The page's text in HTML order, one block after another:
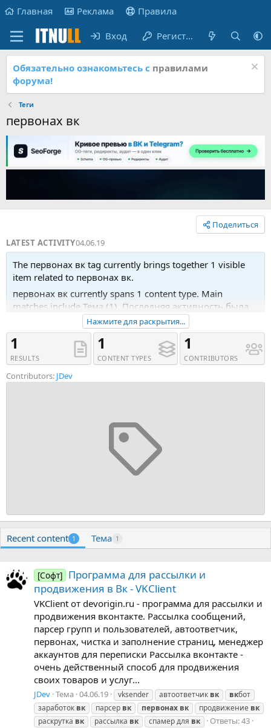
Главная Реклама Правила
Вход Регистрация
Обязательно ознакомьтесь с правилами
форума!
Теги
первонах вк
Поделиться
LATEST ACTIVITY04.06.19
The первонах вк tag currently brings together 1 visible
item related to первонах вк.
первонах вк currently spans 1 content type. Main
matches include Тема (1). Последняя активность была
04.06.19 в 19:59.
Recent tagged content includes Тема 'Программа для
рассылки и продвижения в Вк - VKClient'.
Нажмите для раскрытия...
1
RESULTS
1
CONTENT TYPES
1
CONTRIBUTORS
Contributors: JDev
Recent content 1 Тема 1
[Софт] Программа для рассылки и
продвижения в Вк - VKClient
VKClient от devorigin.ru - программа для рассылки и
продвижения вконтакте. Рассылка сообщений,
парсер групп и пользователей, автоответчик,
первонах, чистка и заполнение страниц, менеджер
аккаунтов для переписки Рассылка вконтакте -
очень действенный способ для продвижения
своих товаров и услуг...
JDev Тема 04.06.19 vksender автоответчик вк вкбот
заработок вк парсер вк первонах вк продвижение вк
раскрутка вк рассылка вк спамер для вк
Ответы: 43